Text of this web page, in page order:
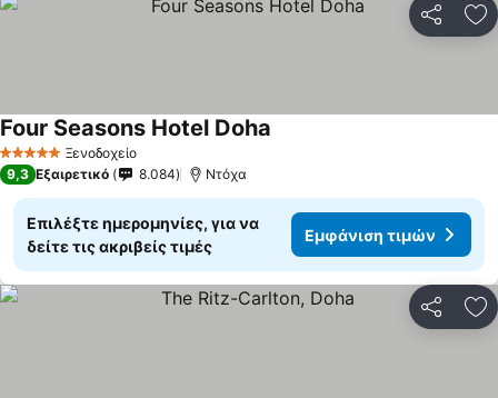
5 Αστέρια Ξενοδοχείο
Four Seasons Hotel Doha
9,3 Εξαιρετικό 8.084 Ντόχα
Επιλέξτε ημερομηνίες, για να
δείτε τις ακριβείς τιμές
Εμφάνιση τιμών